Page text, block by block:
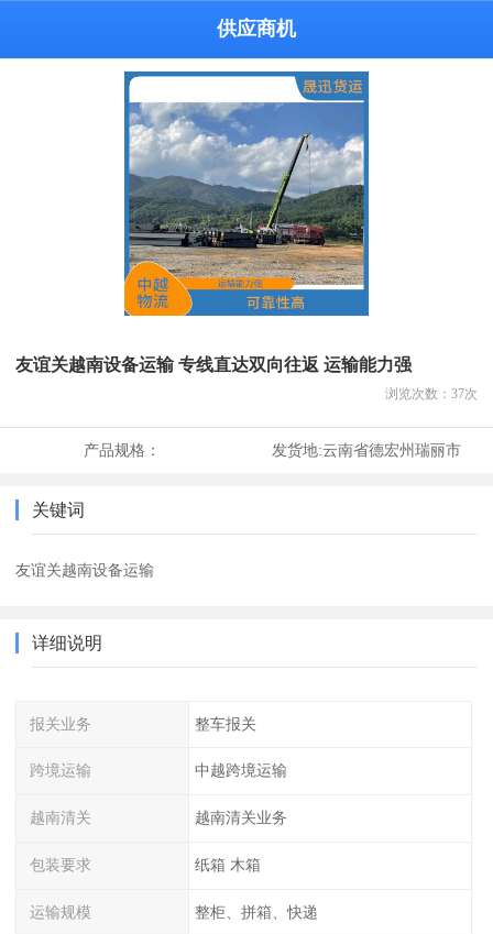
供应商机
友谊关越南设备运输 专线直达双向往返 运输能力强
浏览次数： 37次
产品规格： 发货地:云南省德宏州瑞丽市
关键词
友谊关越南设备运输
详细说明
报关业务 整车报关
跨境运输 中越跨境运输
越南清关 越南清关业务
包装要求 纸箱 木箱
运输规模 整柜、拼箱、快递